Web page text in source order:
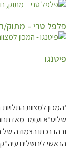
פלפל טרי – מתוק/
פיטנגו
‘המכון למצוות
שליט”א ועומד מאז
ובהדרכתו הצמודה
הראשי לירושלים עיה”ק.